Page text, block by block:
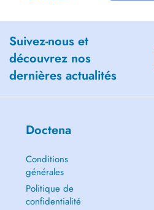
Suivez-nous et
découvrez nos
dernières actualités
Doctena
Conditions
générales
Politique de
confidentialité